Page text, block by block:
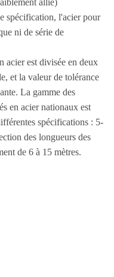
allié)
spécification, l'acier pour
ni de série de
acier est divisée en deux
et la valeur de tolérance
La gamme des
en acier nationaux est
spécifications : 5-
des longueurs des
de 6 à 15 mètres.